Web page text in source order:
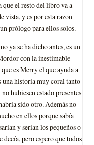
que el resto del libro va a
vista, y es por esta razon
prólogo para ellos solos.
ya se ha dicho antes, es un
con la inestimable
es Merry el que ayuda a
historia muy coral tanto
hubiesen estado presentes
sido otro. Además no
en ellos porque sabí­a
y serí­an los pequeños o
pero espero que todos